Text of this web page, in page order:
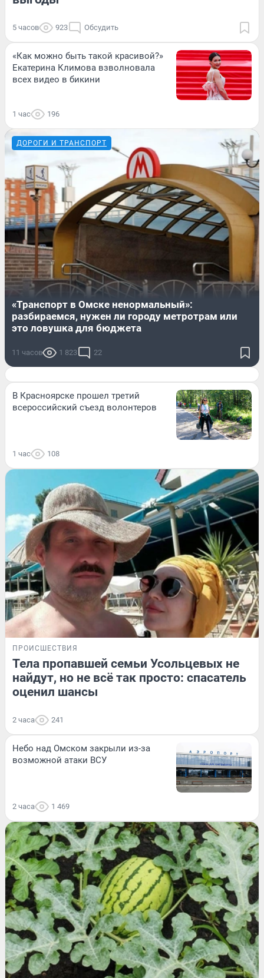
5 часов 923 Обсудить
«Как можно быть такой красивой?»
Екатерина Климова взволновала
всех видео в бикини
1 час 196
ДОРОГИ И ТРАНСПОРТ
«Транспорт в Омске ненормальный»:
разбираемся, нужен ли городу метротрам или
это ловушка для бюджета
11 часов 1 823 22
В Красноярске прошел третий
всероссийский съезд волонтеров
1 час 108
ПРОИСШЕСТВИЯ
Тела пропавшей семьи Усольцевых не
найдут, но не всё так просто: спасатель
оценил шансы
2 часа 241
Небо над Омском закрыли из-за
возможной атаки ВСУ
2 часа 1 469